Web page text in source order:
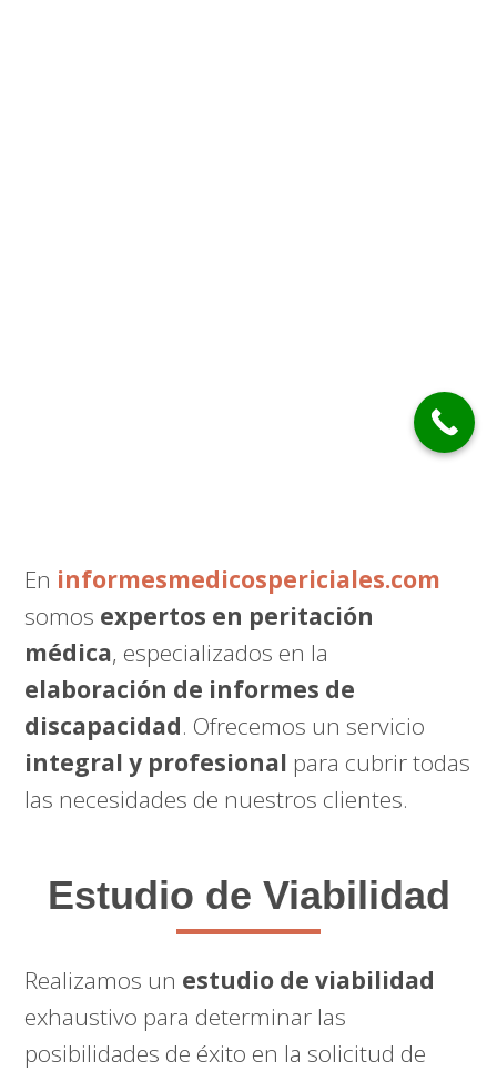
En informesmedicospericiales.com
somos expertos en peritación
médica, especializados en la
elaboración de informes de
discapacidad. Ofrecemos un servicio
integral y profesional para cubrir todas
las necesidades de nuestros clientes.
Estudio de Viabilidad
Realizamos un estudio de viabilidad
exhaustivo para determinar las
posibilidades de éxito en la solicitud de